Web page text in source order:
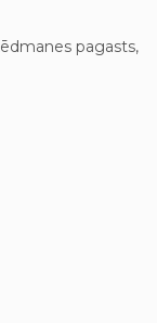
pagasts,